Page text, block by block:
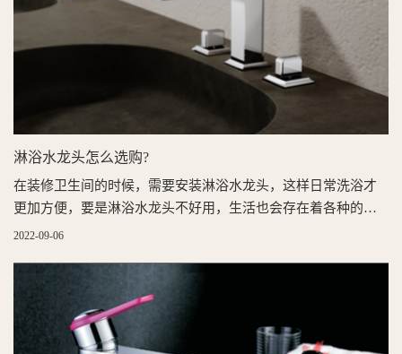
淋浴水龙头怎么选购?
在装修卫生间的时候，需要安装淋浴水龙头，这样日常洗浴才
更加方便，要是淋浴水龙头不好用，生活也会存在着各种的问
题或是麻烦，只是淋浴水龙头怎么选购？看花洒的喷射效果从
不同水压下能保证畅快淋漓的淋浴效果，挑选时可试水看其喷
2022-09-06